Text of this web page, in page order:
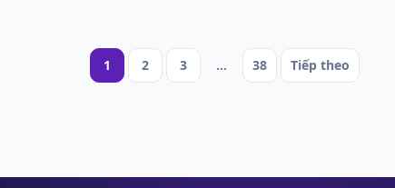
Phân
1 2 3 … 38 Tiếp theo